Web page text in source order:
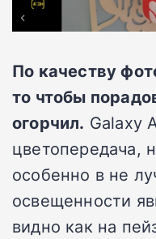
По качеству
то чтобы
огорчил. Galaxy
цветопередача,
особенно в не
освещенности
видно как на